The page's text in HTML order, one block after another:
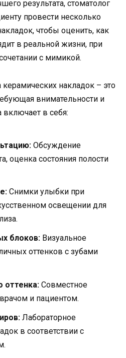
результата, стоматолог
провести несколько
чтобы оценить, как
в реальной жизни, при
с мимикой.
накладок – это
внимательности и
включает в себя:
Обсуждение
оценка состояния полости
Снимки улыбки при
освещении для
блоков: Визуальное
оттенков с зубами
оттенка: Совместное
и пациентом.
Лабораторное
в соответствии с